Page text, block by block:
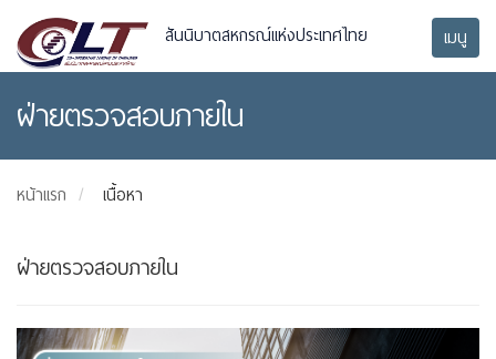
สันนิบาตสหกรณ์แห่งประเทศไทย เมนู
ฝ่ายตรวจสอบภายใน
หน้าแรก เนื้อหา
ฝ่ายตรวจสอบภายใน